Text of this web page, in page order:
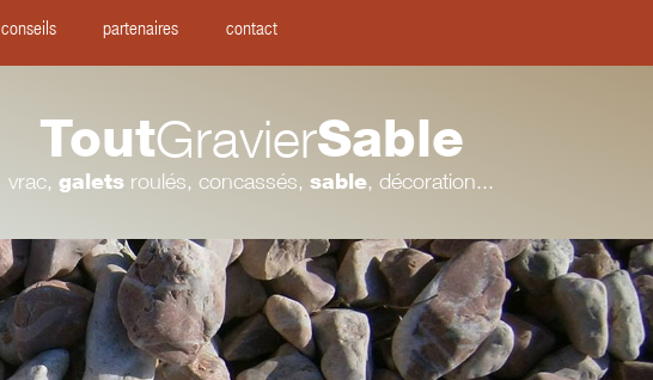
conseils partenaires contact
ToutGravierSable
vrac, galets roulés, concassés, sable, décoration...